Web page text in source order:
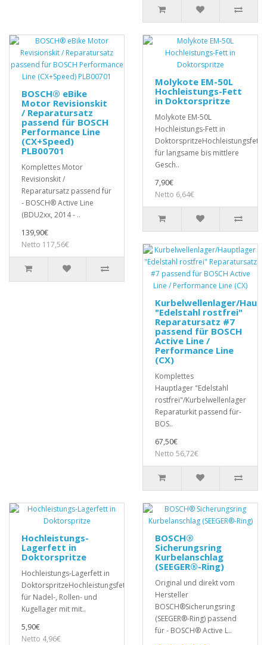
BOSCH® eBike
Motor Revisionskit
/ Reparatursatz
passend für BOSCH
Performance Line
(CX+Speed)
PLB00701
Komplettes Motor
Revisionskit /
Reparatursatz passend für
- BOSCH® Active Line
(BDU2xx, 2014 - ..
139,90€
Netto 117,56€
Molykote EM-50L
Hochleistungs-Fett
in Doktorspritze
Molykote EM-50L
Hochleistungs-Fett in
DoktorspritzeHochleistungsfett
für langsame bis mittlere
Gesch..
7,90€
Netto 6,64€
Kurbelwellenlager/
"Edelstahl rostfrei"
Reparatursatz #7
passend für BOSCH
Active Line /
Performance Line
(CX)
Komplettes
Hauptlager "Edelstahl
rostfrei"/Kurbelwellenlager
Reparaturkit passend für-
BOS..
67,50€
Netto 56,72€
Hochleistungs-
Lagerfett in
Doktorspritze
Hochleistungs-Lagerfett in
DoktorspritzeHochleistungsfett
für Nadel-, Rollen- und
Kugellager mit mit..
5,90€
Netto 4,96€
BOSCH®
Sicherungsring
Kurbelanschlag
(SEEGER®-Ring)
Original und direkt vom
Hersteller
BOSCH®Sicherungsring
(SEEGER®-Ring) passend
für - BOSCH® Active L..